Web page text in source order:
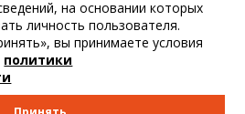
ДОСТАВКА
ОПЛАТА
ЗАКАЗ
на основании которых
личность пользователя.
вы принимаете условия
политики